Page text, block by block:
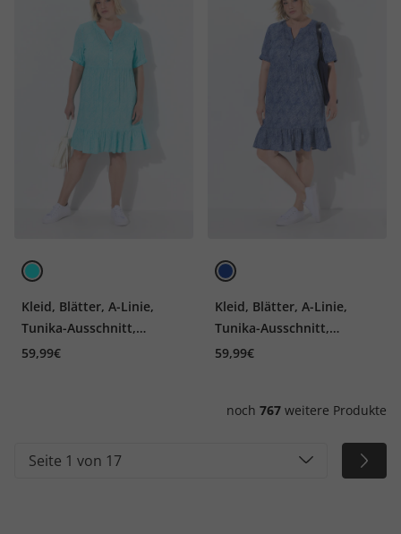
Kleid, Blätter, A-Linie,
Tunika-Ausschnitt,
Halbarm
59,99€
Kleid, Blätter, A-Linie,
Tunika-Ausschnitt,
Halbarm
59,99€
noch 767 weitere Produkte
Seite 1 von 17